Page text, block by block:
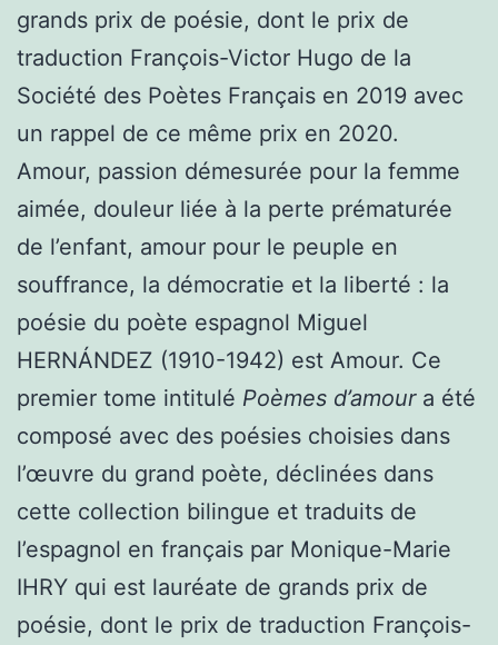
grands prix de poésie, dont le prix de
traduction François-Victor Hugo de la
Société des Poètes Français en 2019 avec
un rappel de ce même prix en 2020.
Amour, passion démesurée pour la femme
aimée, douleur liée à la perte prématurée
de l’enfant, amour pour le peuple en
souffrance, la démocratie et la liberté : la
poésie du poète espagnol Miguel
HERNÁNDEZ (1910-1942) est Amour. Ce
premier tome intitulé Poèmes d’amoura été
composé avec des poésies choisies dans
l’œuvre du grand poète, déclinées dans
cette collection bilingue et traduits de
l’espagnol en français par Monique-Marie
IHRY qui est lauréate de grands prix de
poésie, dont le prix de traduction François-